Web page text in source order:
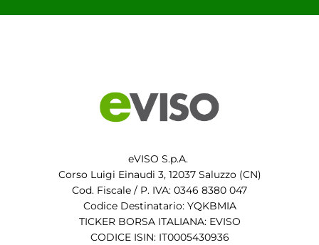
eVISO S.p.A.
Corso Luigi Einaudi 3, 12037 Saluzzo (CN)
Cod. Fiscale / P. IVA: 0346 8380 047
Codice Destinatario: YQKBMIA
TICKER BORSA ITALIANA: EVISO
CODICE ISIN: IT0005430936